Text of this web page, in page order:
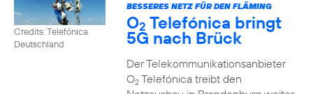
Credits: Telefónica
Deutschland
BESSERES NETZ FÜR DEN FLÄMING
O2 Telefónica bringt
5G nach Brück
Der Telekommunikationsanbieter
O2Telefónica treibt den